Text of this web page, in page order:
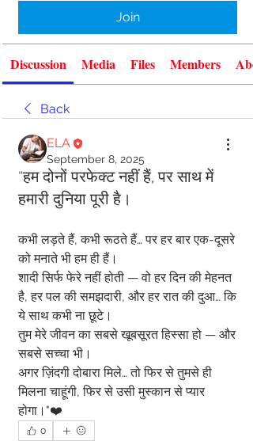
Join
Discussion Media Files Members
Back
ELA
September 8, 2025
"हम दोनों परफेक्ट नहीं हैं, पर साथ में
हमारी दुनिया पूरी है।
कभी लड़ते हैं, कभी रूठते हैं… पर हर बार एक-दूसरे
को मनाते भी हम ही हैं।
शादी सिर्फ फेरे नहीं होती — वो हर दिन की मेहनत
है, हर पल की समझदारी, और हर रात की दुआ… कि
ये साथ कभी ना छूटे।
तुम मेरे जीवन का सबसे खूबसूरत हिस्सा हो — और
सबसे सच्चा भी।
अगर ज़िंदगी दोबारा मिले… तो फिर से तुमसे ही
मिलना चाहूंगी, फिर से उसी मुस्कान से प्यार
होगा।"❤️
0